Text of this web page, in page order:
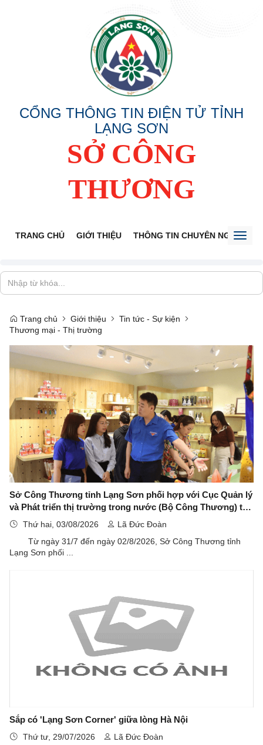
CỔNG THÔNG TIN ĐIỆN TỬ TỈNH
LẠNG SƠN
SỞ CÔNG
THƯƠNG
TRANG CHỦ GIỚI THIỆU THÔNG TIN CHUYÊN NGÀNH
Trang chủ Giới thiệu
Tin tức - Sự kiện
Thương mại - Thị trường
Sở Công Thương tỉnh Lạng Sơn phối hợp với Cục Quản lý
và Phát triển thị trường trong nước (Bộ Công Thương) tổ
chức chương trình "Sức sống hàng Việt" số 10 với chủ đề
"Lạng Sơn Corner"
Thứ hai, 03/08/2026
Lã Đức Đoàn
Từ ngày 31/7 đến ngày 02/8/2026, Sở Công Thương tỉnh
Lạng Sơn phối ...
Sắp có 'Lạng Sơn Corner' giữa lòng Hà Nội
Thứ tư, 29/07/2026
Lã Đức Đoàn